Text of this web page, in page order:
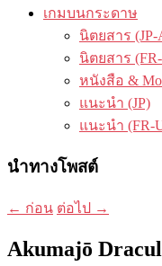
เกมบนกระดาษ
นิตยสาร (JP-
นิตยสาร
หนังสือ &
แนะนำ (JP)
แนะนำ (FR-
นำทางโพสต์
← ก่อน ต่อไป →
Akumajō